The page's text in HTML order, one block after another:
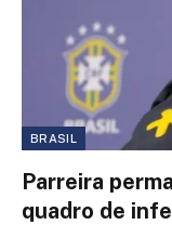
BRASIL
Parreira
quadro de